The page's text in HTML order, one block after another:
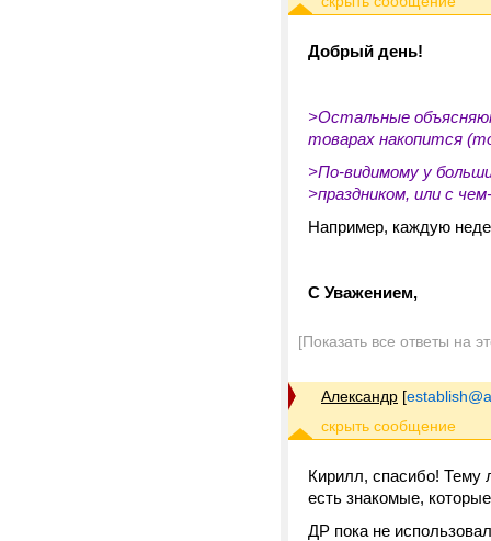
Добрый день!
>Остальные
товарах накопится
>По-видимому у
>праздником, или с
Например, каждую
С Уважением,
[Показать все ответы на
Александр [
Кирилл, спасибо! Тему
есть знакомые,
ДР пока не